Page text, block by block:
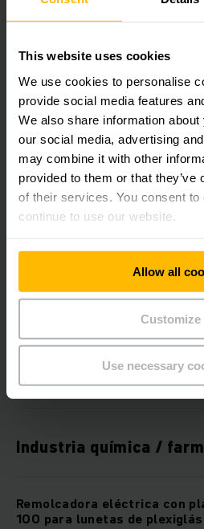
This website uses cookies
We use cookies to personalise
provide social media features
We also share information
our social media, advertising
may combine it with other
provided to them or that
of their services. You consent
continue to use our website.
Allow all
Customize
Use necessary
de acero
Transpaleta eléctrica de
para crisoles de fundición
Transpaleta eléctrica de
con grúa
Transpaleta eléctrica de
Transpaleta eléctrica de
Transportador eléctrico
de madera
Industria química /
Remolcadora eléctrica con
100 para lunetas de plexiglás